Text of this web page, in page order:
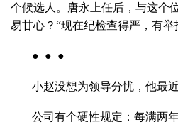
个候选人。唐永上任后，与这个
易甘心？“现在纪检查得严，有举
● ● ●
小赵没想为领导分忧，他最
公司有个硬性规定：每满两